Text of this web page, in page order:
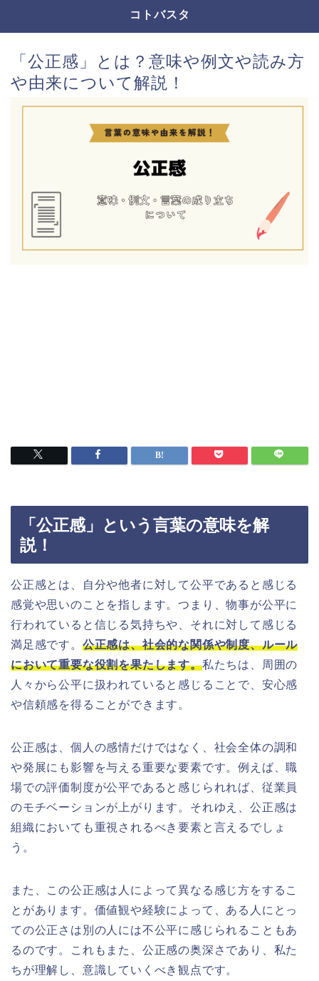
コトバスタ
「公正感」とは？意味や例文や読み方
や由来について解説！
「公正感」という言葉の意味を解
説！
公正感とは、自分や他者に対して公平であると感じる
感覚や思いのことを指します。つまり、物事が公平に
行われていると信じる気持ちや、それに対して感じる
満足感です。 公正感は、社会的な関係や制度、ルール
において重要な役割を果たします。私たちは、周囲の
人々から公平に扱われていると感じることで、安心感
や信頼感を得ることができます。
公正感は、個人の感情だけではなく、社会全体の調和
や発展にも影響を与える重要な要素です。例えば、職
場での評価制度が公平であると感じられれば、従業員
のモチベーションが上がります。それゆえ、公正感は
組織においても重視されるべき要素と言えるでしょ
う。
また、この公正感は人によって異なる感じ方をするこ
とがあります。価値観や経験によって、ある人にとっ
ての公正さは別の人には不公平に感じられることもあ
るのです。これもまた、公正感の奥深さであり、私た
ちが理解し、意識していくべき観点です。